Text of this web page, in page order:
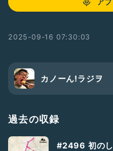
2025-09-16 07:30:03
カノーん!ラジヲ
過去の収録
#2496 初の